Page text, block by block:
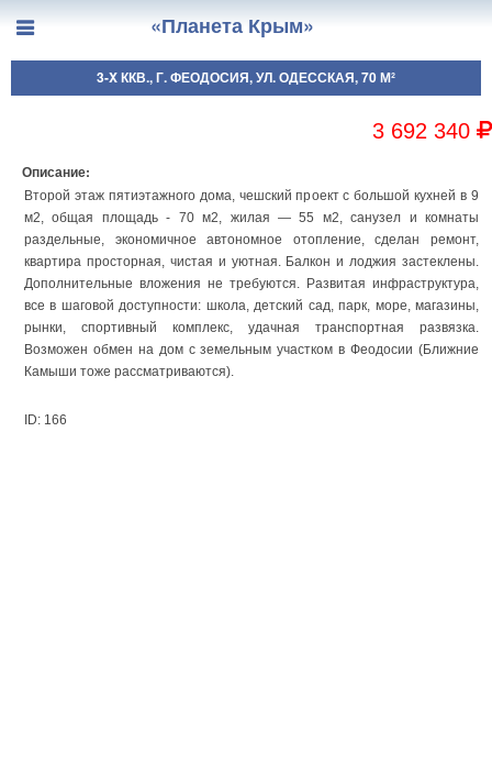
«Планета Крым»
3-X ККВ., Г. ФЕОДОСИЯ, УЛ. ОДЕССКАЯ, 70 М²
3 692 340
Описание:
Второй этаж пятиэтажного дома, чешский проект с большой кухней в 9
м2, общая площадь - 70 м2, жилая — 55 м2, санузел и комнаты
раздельные, экономичное автономное отопление, сделан ремонт,
квартира просторная, чистая и уютная. Балкон и лоджия застеклены.
Дополнительные вложения не требуются. Развитая инфраструктура,
все в шаговой доступности: школа, детский сад, парк, море, магазины,
рынки, спортивный комплекс, удачная транспортная развязка.
Возможен обмен на дом с земельным участком в Феодосии (Ближние
Камыши тоже рассматриваются).
ID: 166